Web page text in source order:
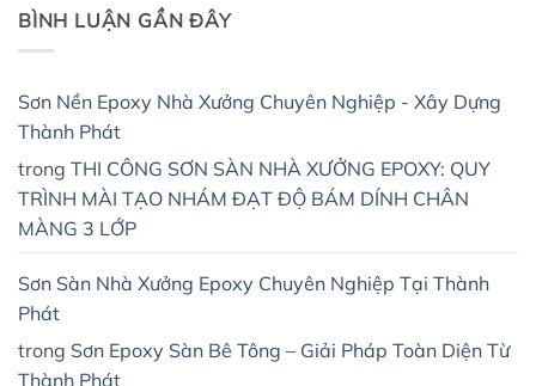
BÌNH LUẬN GẦN ĐÂY
Sơn Nền Epoxy Nhà Xưởng Chuyên Nghiệp - Xây Dựng
Thành Phát
trong THI CÔNG SƠN SÀN NHÀ XƯỞNG EPOXY: QUY
TRÌNH MÀI TẠO NHÁM ĐẠT ĐỘ BÁM DÍNH CHÂN
MÀNG 3 LỚP
Sơn Sàn Nhà Xưởng Epoxy Chuyên Nghiệp Tại Thành
Phát
trong Sơn Epoxy Sàn Bê Tông – Giải Pháp Toàn Diện Từ
Thành Phát